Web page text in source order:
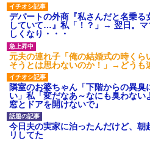
デパートの外商『私さんだと名乗る
していて…』私「！？」→ 翌日。マ
しくなり・・・
元夫の連れ子「俺の結婚式の時くら
そうとは思わないのか！」→どうも
隣室のお婆ちゃん「下階からの異
い」私「変だなあ～なにも臭わな
窓とドアを開けないで』
今日夫の実家に泊ったんだけど、朝
リしてた